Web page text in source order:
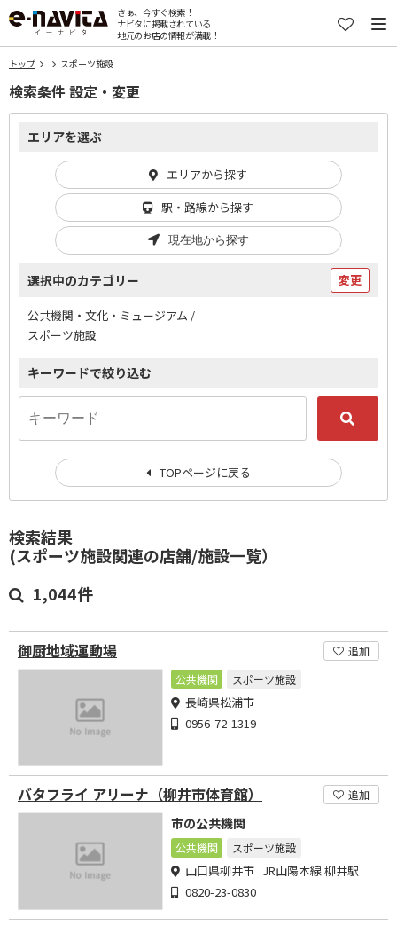
さぁ、今すぐ検索！
ナビタに掲載されている
地元のお店の情報が満載！
トップ スポーツ施設
検索結果
(スポーツ施設関連の店舗/施設一覧）
1,044件
御厨地域運動場
追加
公共機関
スポーツ施設
長崎県松浦市
0956-72-1319
バタフライ アリーナ（柳井市体育館） 追加
市の公共機関
公共機関 スポーツ施設
山口県柳井市 JR山陽本線 柳井駅
0820-23-0830
検索条件 設定・変更
エリアを選ぶ
エリアから探す
駅・路線から探す
現在地から探す
選択中のカテゴリー 変更
公共機関・文化・ミュージアム /
スポーツ施設
キーワードで絞り込む
TOPページに戻る